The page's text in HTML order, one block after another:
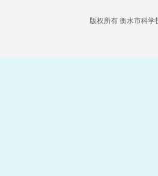
版权所有 衡水市科